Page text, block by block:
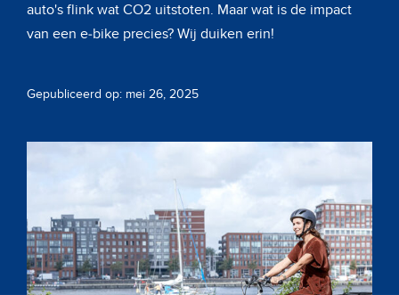
auto's flink wat CO2 uitstoten. Maar wat is de impact
van een e-bike precies? Wij duiken erin!
Gepubliceerd op: mei 26, 2025